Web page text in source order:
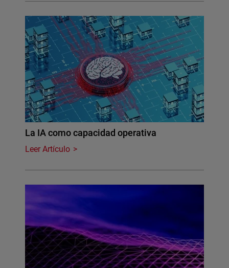
La IA como capacidad operativa
Leer Artículo